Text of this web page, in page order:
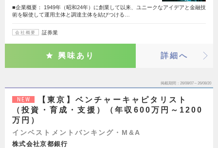
■企業概要： 1949年（昭和24年）に創業して以来、ユニークなアイデアと金融技
術を駆使して運用主体と調達主体を結びつける…
会社概要 証券業
興味あり 詳細へ
掲載期間 26/08/07～26/08/20
NEW
【東京】ベンチャーキャピタリスト
（投資・育成・支援）（年収600万円～1200
万円）
インベストメントバンキング・M&A
株式会社京都銀行